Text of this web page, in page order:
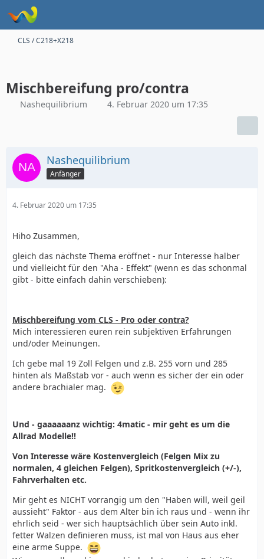
CLS / C218+X218
Mischbereifung pro/contra
Nashequilibrium 4. Februar 2020 um 17:35
Nashequilibrium
Anfänger
4. Februar 2020 um 17:35
Hiho Zusammen,
gleich das nächste Thema eröffnet - nur Interesse halber
und vielleicht für den "Aha - Effekt" (wenn es das schonmal
gibt - bitte einfach dahin verschieben):
Mischbereifung vom CLS - Pro oder contra?
Mich interessieren euren rein subjektiven Erfahrungen
und/oder Meinungen.
Ich gebe mal 19 Zoll Felgen und z.B. 255 vorn und 285
hinten als Maßstab vor - auch wenn es sicher der ein oder
andere brachialer mag.
Und - gaaaaaanz wichtig: 4matic - mir geht es um die
Allrad Modelle!!
Von Interesse wäre Kostenvergleich (Felgen Mix zu
normalen, 4 gleichen Felgen), Spritkostenvergleich (+/-),
Fahrverhalten etc.
Mir geht es NICHT vorrangig um den "Haben will, weil geil
aussieht" Faktor - aus dem Alter bin ich raus und - wenn ihr
ehrlich seid - wer sich hauptsächlich über sein Auto inkl.
fetter Walzen definieren muss, ist mal von Haus aus eher
eine arme Suppe.